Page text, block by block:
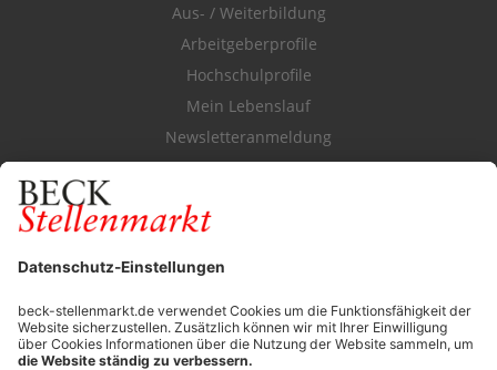
Aus- / Weiterbildung
Arbeitgeberprofile
Hochschulprofile
Mein Lebenslauf
Newsletteranmeldung
Durchsuchen Sie den Stellenkatalog
FÜR ARBEITGEBER
Stellenmarktpreise
Anzeigen-AGB
Media-Daten
Newsletteranmeldung